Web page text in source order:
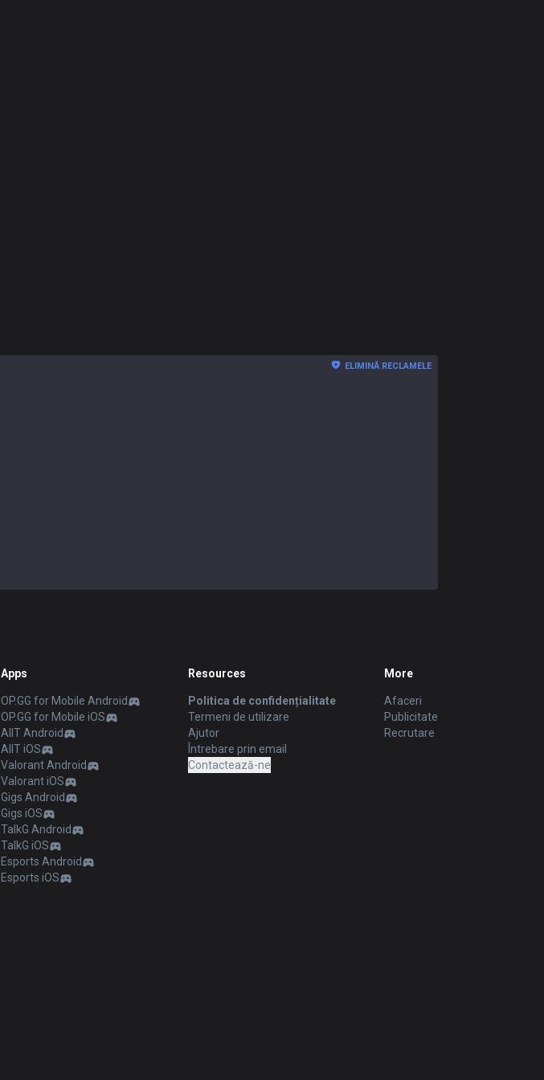
ELIMINĂ RECLAMELE
Apps
OP.GG for Mobile Android
OP.GG for Mobile iOS
AllT Android
AllT iOS
Valorant Android
Valorant iOS
Gigs Android
Gigs iOS
TalkG Android
TalkG iOS
Esports Android
Esports iOS
Resources
Politica de confidențialitate
Termeni de utilizare
Ajutor
Întrebare prin email
Contactează-ne
More
Afaceri
Publicitate
Recrutare